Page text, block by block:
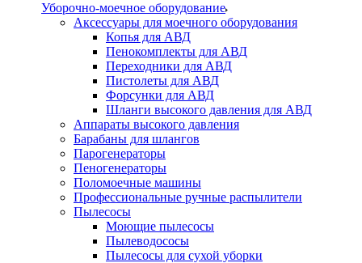
Уборочно-моечное оборудование
Аксессуары для моечного оборудования
Копья для АВД
Пенокомплекты для АВД
Переходники для АВД
Пистолеты для АВД
Форсунки для АВД
Шланги высокого давления для АВД
Аппараты высокого давления
Барабаны для шлангов
Парогенераторы
Пеногенераторы
Поломоечные машины
Профессиональные ручные распылители
Пылесосы
Моющие пылесосы
Пылеводососы
Пылесосы для сухой уборки